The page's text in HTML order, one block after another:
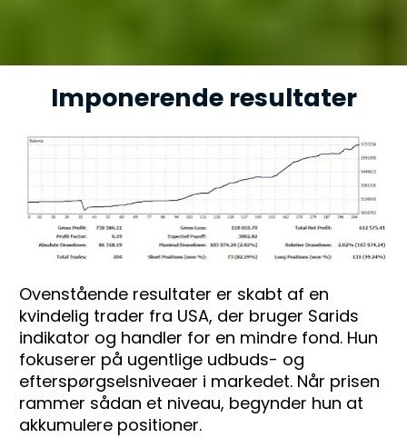
Imponerende resultater
Ovenstående resultater er skabt af en
kvindelig trader fra USA, der bruger Sarids
indikator og handler for en mindre fond. Hun
fokuserer på ugentlige udbuds- og
efterspørgselsniveaer i markedet. Når prisen
rammer sådan et niveau, begynder hun at
akkumulere positioner.